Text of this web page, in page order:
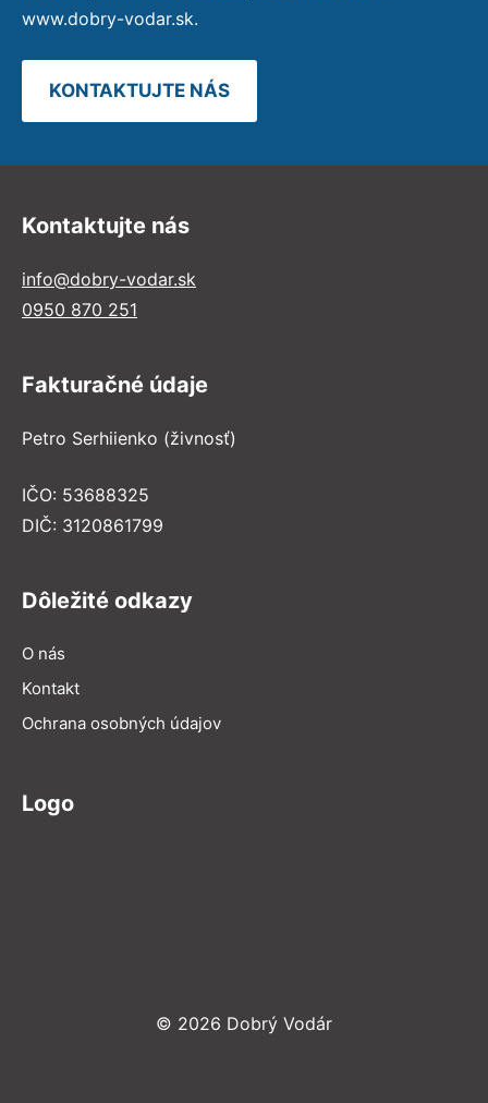
www.dobry-vodar.sk.
KONTAKTUJTE NÁS
Kontaktujte nás
info@dobry-vodar.sk
0950 870 251
Fakturačné údaje
Petro Serhiienko (živnosť)
IČO: 53688325
DIČ: 3120861799
Dôležité odkazy
O nás
Kontakt
Ochrana osobných údajov
Logo
© 2026 Dobrý Vodár